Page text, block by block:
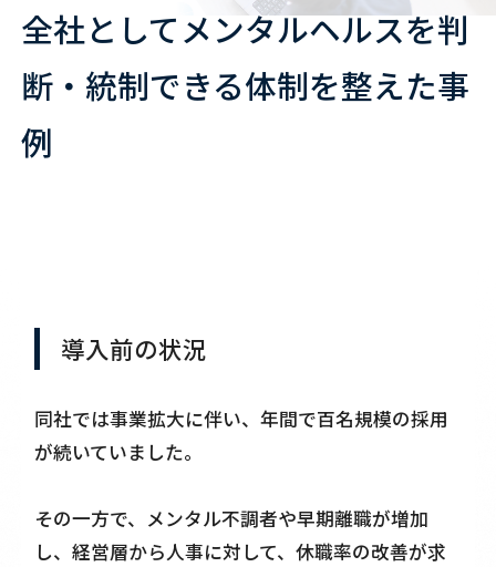
全社としてメンタルヘルスを判
断・統制できる体制を整えた事
例
導入前の状況
同社では事業拡大に伴い、年間で百名規模の採用
が続いていました。
その一方で、メンタル不調者や早期離職が増加
し、経営層から人事に対して、休職率の改善が求